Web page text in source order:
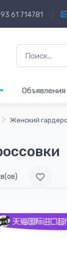
61 714781
Объявления
Женский